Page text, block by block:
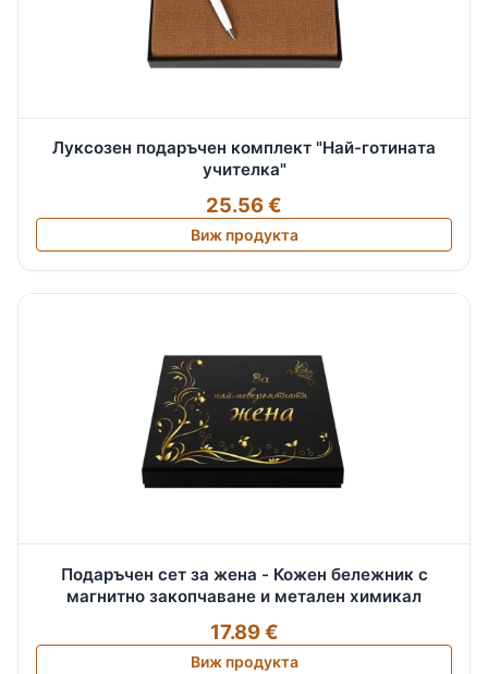
Луксозен подаръчен комплект "Най-готината
учителка"
25.56 €
Виж продукта
Подаръчен сет за жена - Кожен бележник с
магнитно закопчаване и метален химикал
17.89 €
Виж продукта